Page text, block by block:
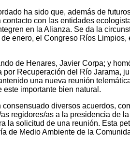
ha sido que, además de
con las entidades
en la Alianza. Se da la
enero, el Congreso Ríos Limpios,
de Henares, Javier Corpa; y
por Recuperación del Río Jarama,
una nueva reunión
este importante bien natural.
consensuado diversos acuerdos,
regidores/as a la presidencia de
la solicitud de una reunión. Esta
de Medio Ambiente de la